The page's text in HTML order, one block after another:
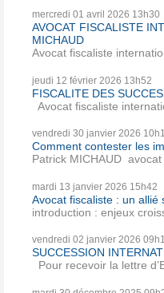
mercredi 01 avril 2026 13h30
AVOCAT FISCALISTE
MICHAUD
Avocat fiscaliste
jeudi 12 février 2026 13h52
FISCALITE DES
Avocat fiscaliste
vendredi 30 janvier 2026
Comment contester les
Patrick MICHAUD
mardi 13 janvier 2026 15h42
Avocat fiscaliste : un allié
introduction : enjeux
vendredi 02 janvier 2026
SUCCESSION
Pour recevoir la lettre